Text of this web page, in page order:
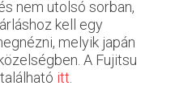
nem utolsó sorban,
kell egy
melyik japán
A Fujitsu
itt